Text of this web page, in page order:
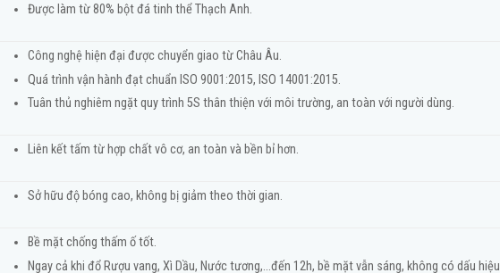
Được làm từ 80% bột đá tinh thể Thạch Anh.
Công nghệ hiện đại được chuyển giao từ Châu Âu.
Quá trình vận hành đạt chuẩn ISO 9001:2015, ISO 14001:2015.
Tuân thủ nghiêm ngặt quy trình 5S thân thiện với môi trường, an toàn với người dùng.
Liên kết tấm từ hợp chất vô cơ, an toàn và bền bỉ hơn.
Sở hữu độ bóng cao, không bị giảm theo thời gian.
Bề mặt chống thấm ố tốt.
Ngay cả khi đổ Rượu vang, Xì Dầu, Nước tương,…đến 12h, bề mặt vẫn sáng, không có dấu hiệu